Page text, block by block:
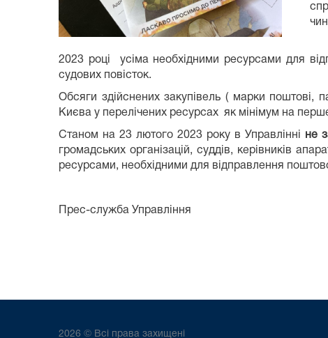
2023 році усіма необхідними ресурсами для
судових повісток.
Обсяги здійснених закупівель ( марки поштові,
Києва у перелічених ресурсах як мінімум на
Станом на 23 лютого 2023 року в Управлінні не
громадських організацій, суддів, керівників
ресурсами, необхідними для відправлення
Прес-служба Управління
2026 © Всі права захищені